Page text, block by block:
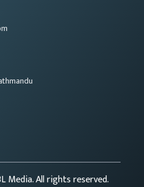
Media. All rights reserved.